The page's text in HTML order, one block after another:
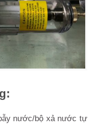
nước/bộ xả nước tự